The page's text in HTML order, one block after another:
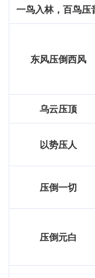
一鸟入林，百鸟压
东风压倒西风
乌云压顶
以势压人
压倒一切
压倒元白